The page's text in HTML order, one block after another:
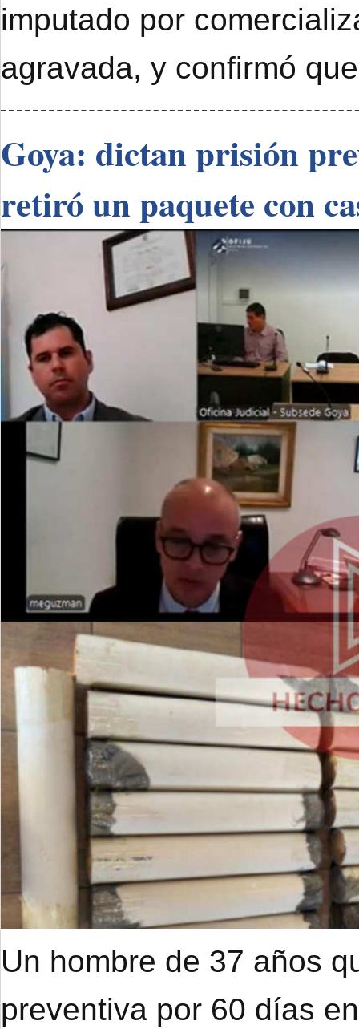
imputado por
agravada, y confirmó
Goya: dictan prisión
retiró un paquete con
Un hombre de 37 años
preventiva por 60 días